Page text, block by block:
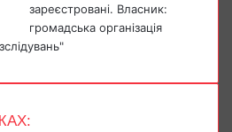
зареєстровані. Власник:
громадська організація